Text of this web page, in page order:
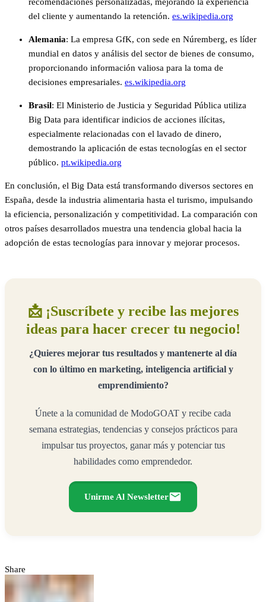
del cliente y aumentando la retención. es.wikipedia.org
Alemania: La empresa GfK, con sede en Núremberg, es líder
mundial en datos y análisis del sector de bienes de consumo,
proporcionando información valiosa para la toma de
decisiones empresariales. es.wikipedia.org
Brasil: El Ministerio de Justicia y Seguridad Pública utiliza
Big Data para identificar indicios de acciones ilícitas,
especialmente relacionadas con el lavado de dinero,
demostrando la aplicación de estas tecnologías en el sector
público. pt.wikipedia.org
En conclusión, el Big Data está transformando diversos sectores en
España, desde la industria alimentaria hasta el turismo, impulsando
la eficiencia, personalización y competitividad. La comparación con
otros países desarrollados muestra una tendencia global hacia la
adopción de estas tecnologías para innovar y mejorar procesos.
📩 ¡Suscríbete y recibe las mejores
ideas para hacer crecer tu negocio!
¿Quieres mejorar tus resultados y mantenerte al día
con lo último en marketing, inteligencia artificial y
emprendimiento?
Únete a la comunidad de ModoGOAT y recibe cada
semana estrategias, tendencias y consejos prácticos para
impulsar tus proyectos, ganar más y potenciar tus
habilidades como emprendedor.
Unirme Al Newsletter
Share